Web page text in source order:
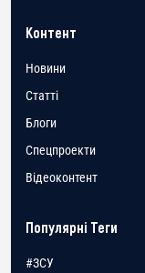
Контент
Новини
Статті
Блоги
Спецпроекти
Відеоконтент
Популярні Теги
#ЗСУ